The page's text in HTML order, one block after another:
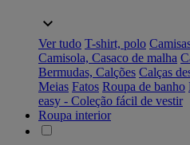
Ver tudo T-shirt, polo
Camisola, Casaco de malha
Bermudas, Calções Calças
Meias Fatos Roupa de banho
easy - Coleção fácil de vestir
Roupa interior